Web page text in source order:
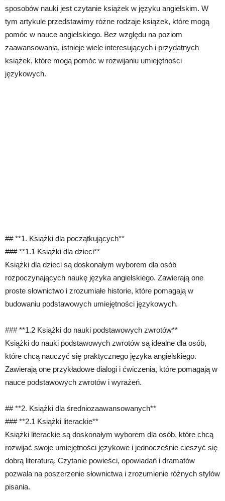
sposobów nauki jest czytanie książek w języku angielskim. W
tym artykule przedstawimy różne rodzaje książek, które mogą
pomóc w nauce angielskiego. Bez względu na poziom
zaawansowania, istnieje wiele interesujących i przydatnych
książek, które mogą pomóc w rozwijaniu umiejętności
językowych.
## **1. Książki dla początkujących**
### **1.1 Książki dla dzieci**
Książki dla dzieci są doskonałym wyborem dla osób
rozpoczynających naukę języka angielskiego. Zawierają one
proste słownictwo i zrozumiałe historie, które pomagają w
budowaniu podstawowych umiejętności językowych.
### **1.2 Książki do nauki podstawowych zwrotów**
Książki do nauki podstawowych zwrotów są idealne dla osób,
które chcą nauczyć się praktycznego języka angielskiego.
Zawierają one przykładowe dialogi i ćwiczenia, które pomagają w
nauce podstawowych zwrotów i wyrażeń.
## **2. Książki dla średniozaawansowanych**
### **2.1 Książki literackie**
Książki literackie są doskonałym wyborem dla osób, które chcą
rozwijać swoje umiejętności językowe i jednocześnie cieszyć się
dobrą literaturą. Czytanie powieści, opowiadań i dramatów
pozwala na poszerzenie słownictwa i zrozumienie różnych stylów
pisania.